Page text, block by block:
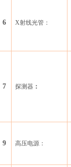
6 X射线光管：
7 探测器 ：
9 高压电源：